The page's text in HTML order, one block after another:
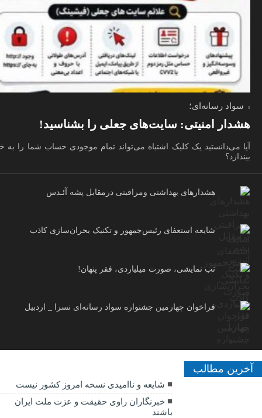
سواد رسانه‌ای؛
هشدار امنیتی: سایت‌های جعلی را بشناسید!
آیا می‌دانستید یک کلیک اشتباه می‌تواند تمام موجودی حساب شما را به
بیندازد؟
هشدارهاى بهداشتى ومراقبتى درمقابل پشه آئـدس
شایعه استعفای رئیس‌جمهور و تکنیک بحران‌سازی کاذب
تب نمایشی، صورت میلیاردی، فقر پنهان!
فراخوان چهارمین جشنواره سواد رسانه‌ای نسرا _ اردبیل
آخرین مطالب
شایعه و ناامیدی نسخه امروز کشور نیست
خبرنگاران راوی حقیقت و عزت ملت ایران
باشند